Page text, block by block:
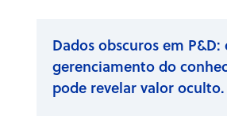
Dados obscuros em
gerenciamento do
pode revelar valor oculto.